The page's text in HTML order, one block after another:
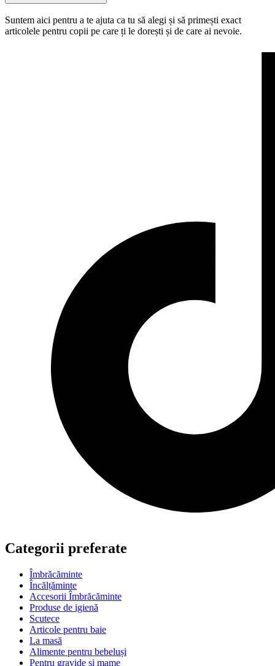
Suntem aici pentru a te ajuta ca tu să alegi și să primești exact
articolele pentru copii pe care ți le dorești și de care ai nevoie.
Categorii preferate
Îmbrăcăminte
Încălțăminte
Accesorii Îmbrăcăminte
Produse de igienă
Scutece
Articole pentru baie
La masă
Alimente pentru bebeluși
Pentru gravide si mame